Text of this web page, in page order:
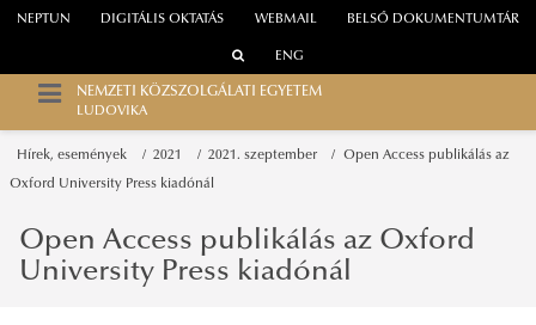
WEBMAIL
NEPTUN DIGITÁLIS OKTATÁS BELSŐ DOKUMENTUMTÁR
ENG
NEMZETI KÖZSZOLGÁLATI EGYETEM
LUDOVIKA
Hírek, események 2021 2021. szeptember Open Access publikálás az
Oxford University Press kiadónál
Open Access publikálás az Oxford
University Press kiadónál